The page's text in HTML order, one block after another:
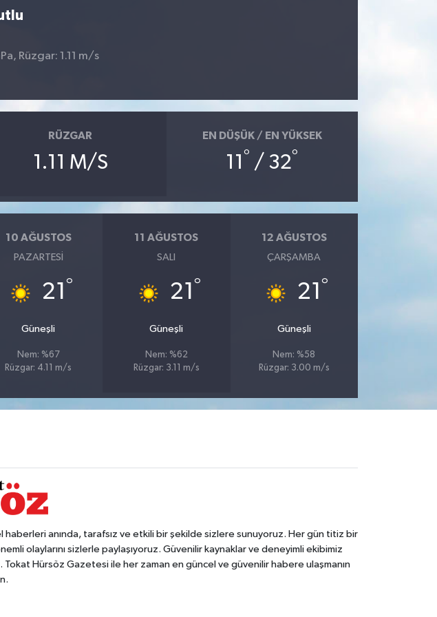
Rüzgar: 1.11 m/s
RÜZGAR
1.11 M/S
EN DÜŞÜK / EN YÜKSEK
11 ° / 32°
10 AĞUSTOS
PAZARTESI
21 °
Güneşli
Nem: %67
Rüzgar: 4.11 m/s
11 AĞUSTOS
SALI
21 °
Güneşli
Nem: %62
Rüzgar: 3.11 m/s
12 AĞUSTOS
ÇARŞAMBA
21 °
Güneşli
Nem: %58
Rüzgar: 3.00 m/s
anında, tarafsız ve etkili bir şekilde sizlere sunuyoruz. Her gün titiz bir
olaylarını sizlerle paylaşıyoruz. Güvenilir kaynaklar ve deneyimli ekibimiz
Hürsöz Gazetesi ile her zaman en güncel ve güvenilir habere ulaşmanın